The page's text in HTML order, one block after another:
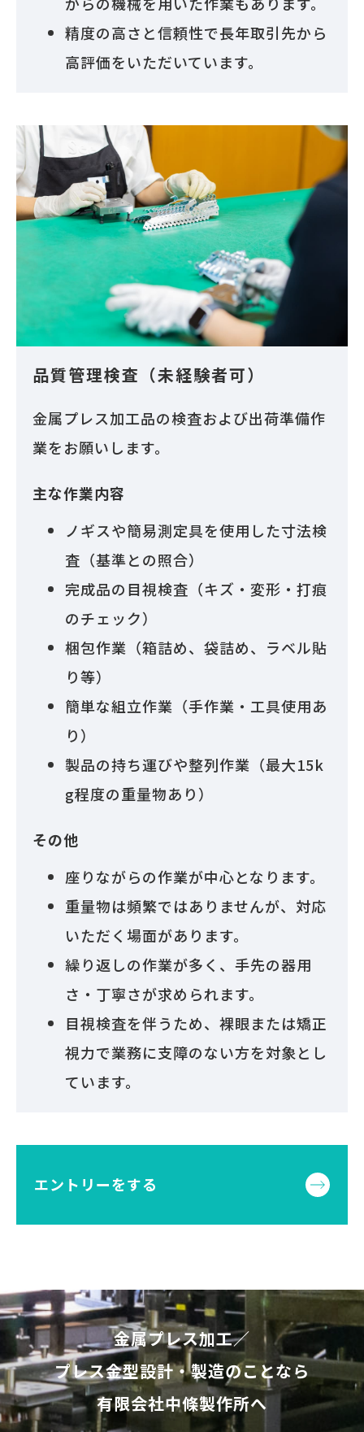
精度の高さと信頼性で長年取引先から
高評価をいただいています。
品質管理検査（未経験者可）
金属プレス加工品の検査および出荷準備作
業をお願いします。
主な作業内容
ノギスや簡易測定具を使用した寸法検
査（基準との照合）
完成品の目視検査（キズ・変形・打痕
のチェック）
梱包作業（箱詰め、袋詰め、ラベル貼
り等）
簡単な組立作業（手作業・工具使用あ
り）
製品の持ち運びや整列作業（最大15k
g程度の重量物あり）
その他
座りながらの作業が中心となります。
重量物は頻繁ではありませんが、対応
いただく場面があります。
繰り返しの作業が多く、手先の器用
さ・丁寧さが求められます。
目視検査を伴うため、裸眼または矯正
視力で業務に支障のない方を対象とし
ています。
エントリーをする
金属プレス加工／
プレス金型設計・製造のことなら
有限会社中條製作所へ